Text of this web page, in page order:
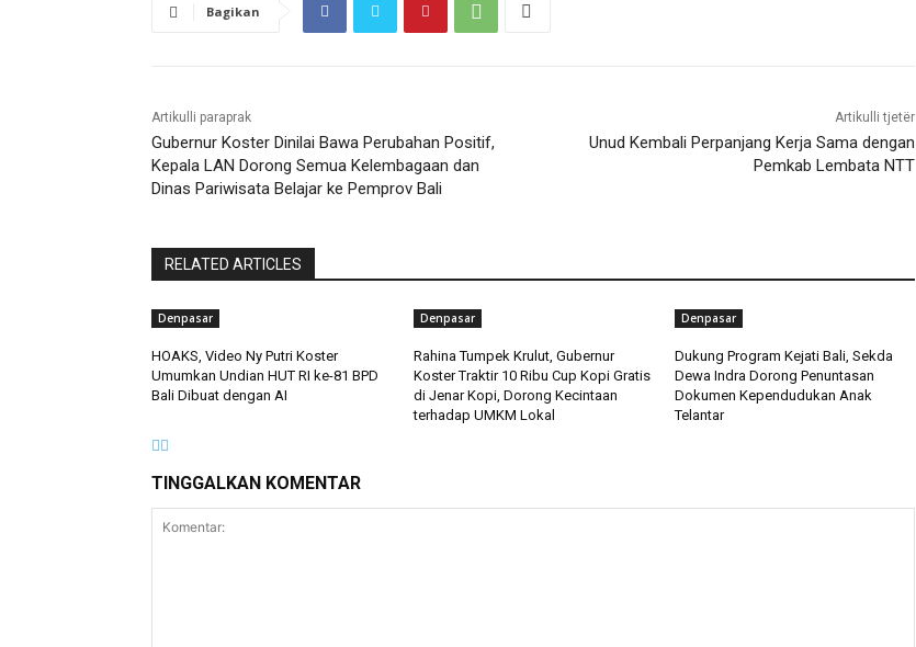
Bagikan
Artikulli paraprak
Gubernur Koster Dinilai Bawa Perubahan Positif,
Kepala LAN Dorong Semua Kelembagaan dan
Dinas Pariwisata Belajar ke Pemprov Bali
Artikulli tjetër
Unud Kembali Perpanjang Kerja Sama dengan
Pemkab Lembata NTT
RELATED ARTICLES
Denpasar
HOAKS, Video Ny Putri Koster
Umumkan Undian HUT RI ke-81 BPD
Bali Dibuat dengan AI
Denpasar
Rahina Tumpek Krulut, Gubernur
Koster Traktir 10 Ribu Cup Kopi Gratis
di Jenar Kopi, Dorong Kecintaan
terhadap UMKM Lokal
Denpasar
Dukung Program Kejati Bali, Sekda
Dewa Indra Dorong Penuntasan
Dokumen Kependudukan Anak
Telantar
TINGGALKAN KOMENTAR